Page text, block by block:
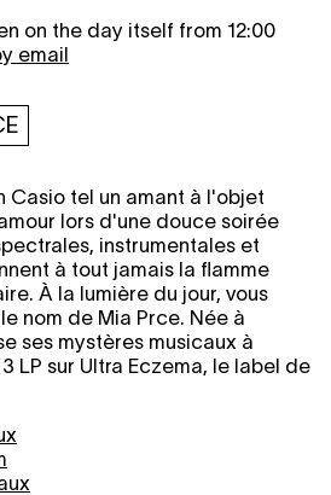
on the day itself from 12:00
email
Casio tel un amant à l'objet
lors d'une douce soirée
instrumentales et
à tout jamais la flamme
À la lumière du jour, vous
nom de Mia Prce. Née à
ses mystères musicaux à
LP sur Ultra Eczema, le label de